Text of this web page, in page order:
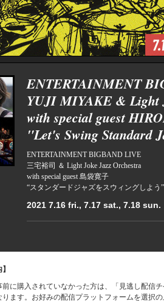
ENTERTAINMENT
YUJI MIYAKE & Light
with special guest
"Let's Swing Standard
ENTERTAINMENT BIGBAND LIVE
三宅裕司 ＆ Light Joke Jazz Orchestra
with special guest 島袋寛子
“スタンダードジャズをスウィングしよう”
2021 7.16 fri., 7.17 sat., 7.18 sun.
に購入されていなかった方は、「見逃し配信
ります。お好みの配信プラットフォームを選択